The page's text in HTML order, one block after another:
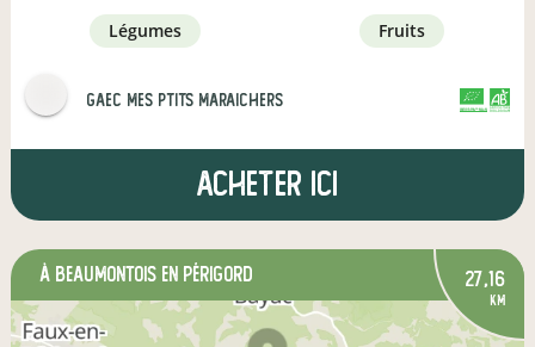
légumes fruits
gaec Mes ptits maraichers
Acheter ici
à Beaumontois en Périgord 27,16
km